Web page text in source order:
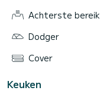
Achterste bereik
Dodger
Cover
Keuken